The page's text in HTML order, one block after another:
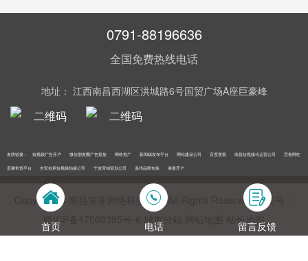
理，搜索引擎营销，关键词优化，网站建设，SEO网站优
化，SEM竞价优化，小程序制作，网络推广，网络营销，
设计，LOGO设计，口碑优化，品牌形象设计，获客推广，
网站定制，APP开发，软件制作，网络公关，网站推广，海
告等等业务！在江西更多人选择南昌莫非传媒！
0791-88196636
全国免费热线电话
地址： 江西南昌西湖区洪城路6号国贸广场A座巨豪峰
友情链接： 短视频广告开户 微信朋友圈广告投放 网络推广 新闻稿发布平台 网站建设公司 百度搜索 南昌短视频代运营公司 宜春网红
直播带货平台 吉安创意短视频拍摄公司 宁波营销策划公司 温州品牌包装 港股开户
Copyright © 南昌莫非网络科技公司 All Rights Reserved 备案号：
赣ICP备17003395号‍-6
城市分站 站长地图
首页 电话 留言反馈